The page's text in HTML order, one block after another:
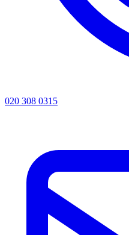
020 308 0315